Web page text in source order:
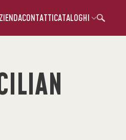
CONTATTICATALOGHI